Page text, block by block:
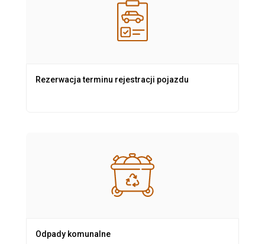
Rezerwacja terminu rejestracji pojazdu
Odpady komunalne